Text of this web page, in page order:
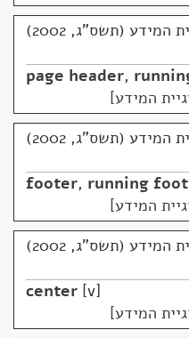
המידע (תשס"ג, 2002)
page header,
המידע]
המידע (תשס"ג, 2002)
footer, running foot
המידע]
המידע (תשס"ג, 2002)
center v
המידע]